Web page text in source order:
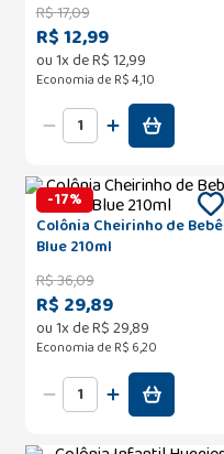
R$17,09
R$ 12,99
ou1x deR$12,99
Economia de R$ 4,10
-17%
Colônia Cheirinho de Bebê
Blue 210ml
R$36,09
R$ 29,89
ou1x deR$29,89
Economia de R$ 6,20